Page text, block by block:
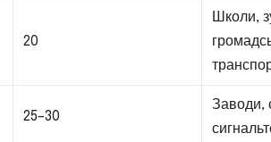
20
Школи,
25–30
Заводи,